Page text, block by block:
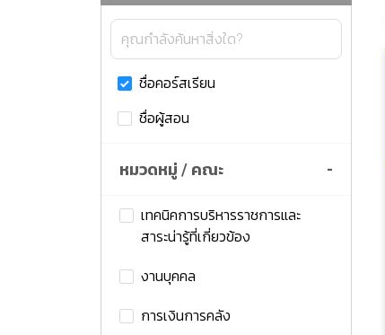
ชื่อคอร์สเรียน
ชื่อผู้สอน
หมวดหมู่ / คณะ -
เทคนิคการบริหารราชการและ
สาระน่ารู้ที่เกี่ยวข้อง
งานบุคคล
การเงินการคลัง